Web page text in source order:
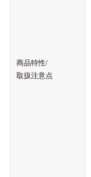
商品特性/
取扱注意点